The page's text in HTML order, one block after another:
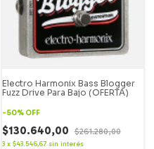
Electro Harmonix Bass Blogger
Fuzz Drive Para Bajo (OFERTA)
-50% OFF
$130.640,00 $261.280,00
3 x $43.546,67 sin interés